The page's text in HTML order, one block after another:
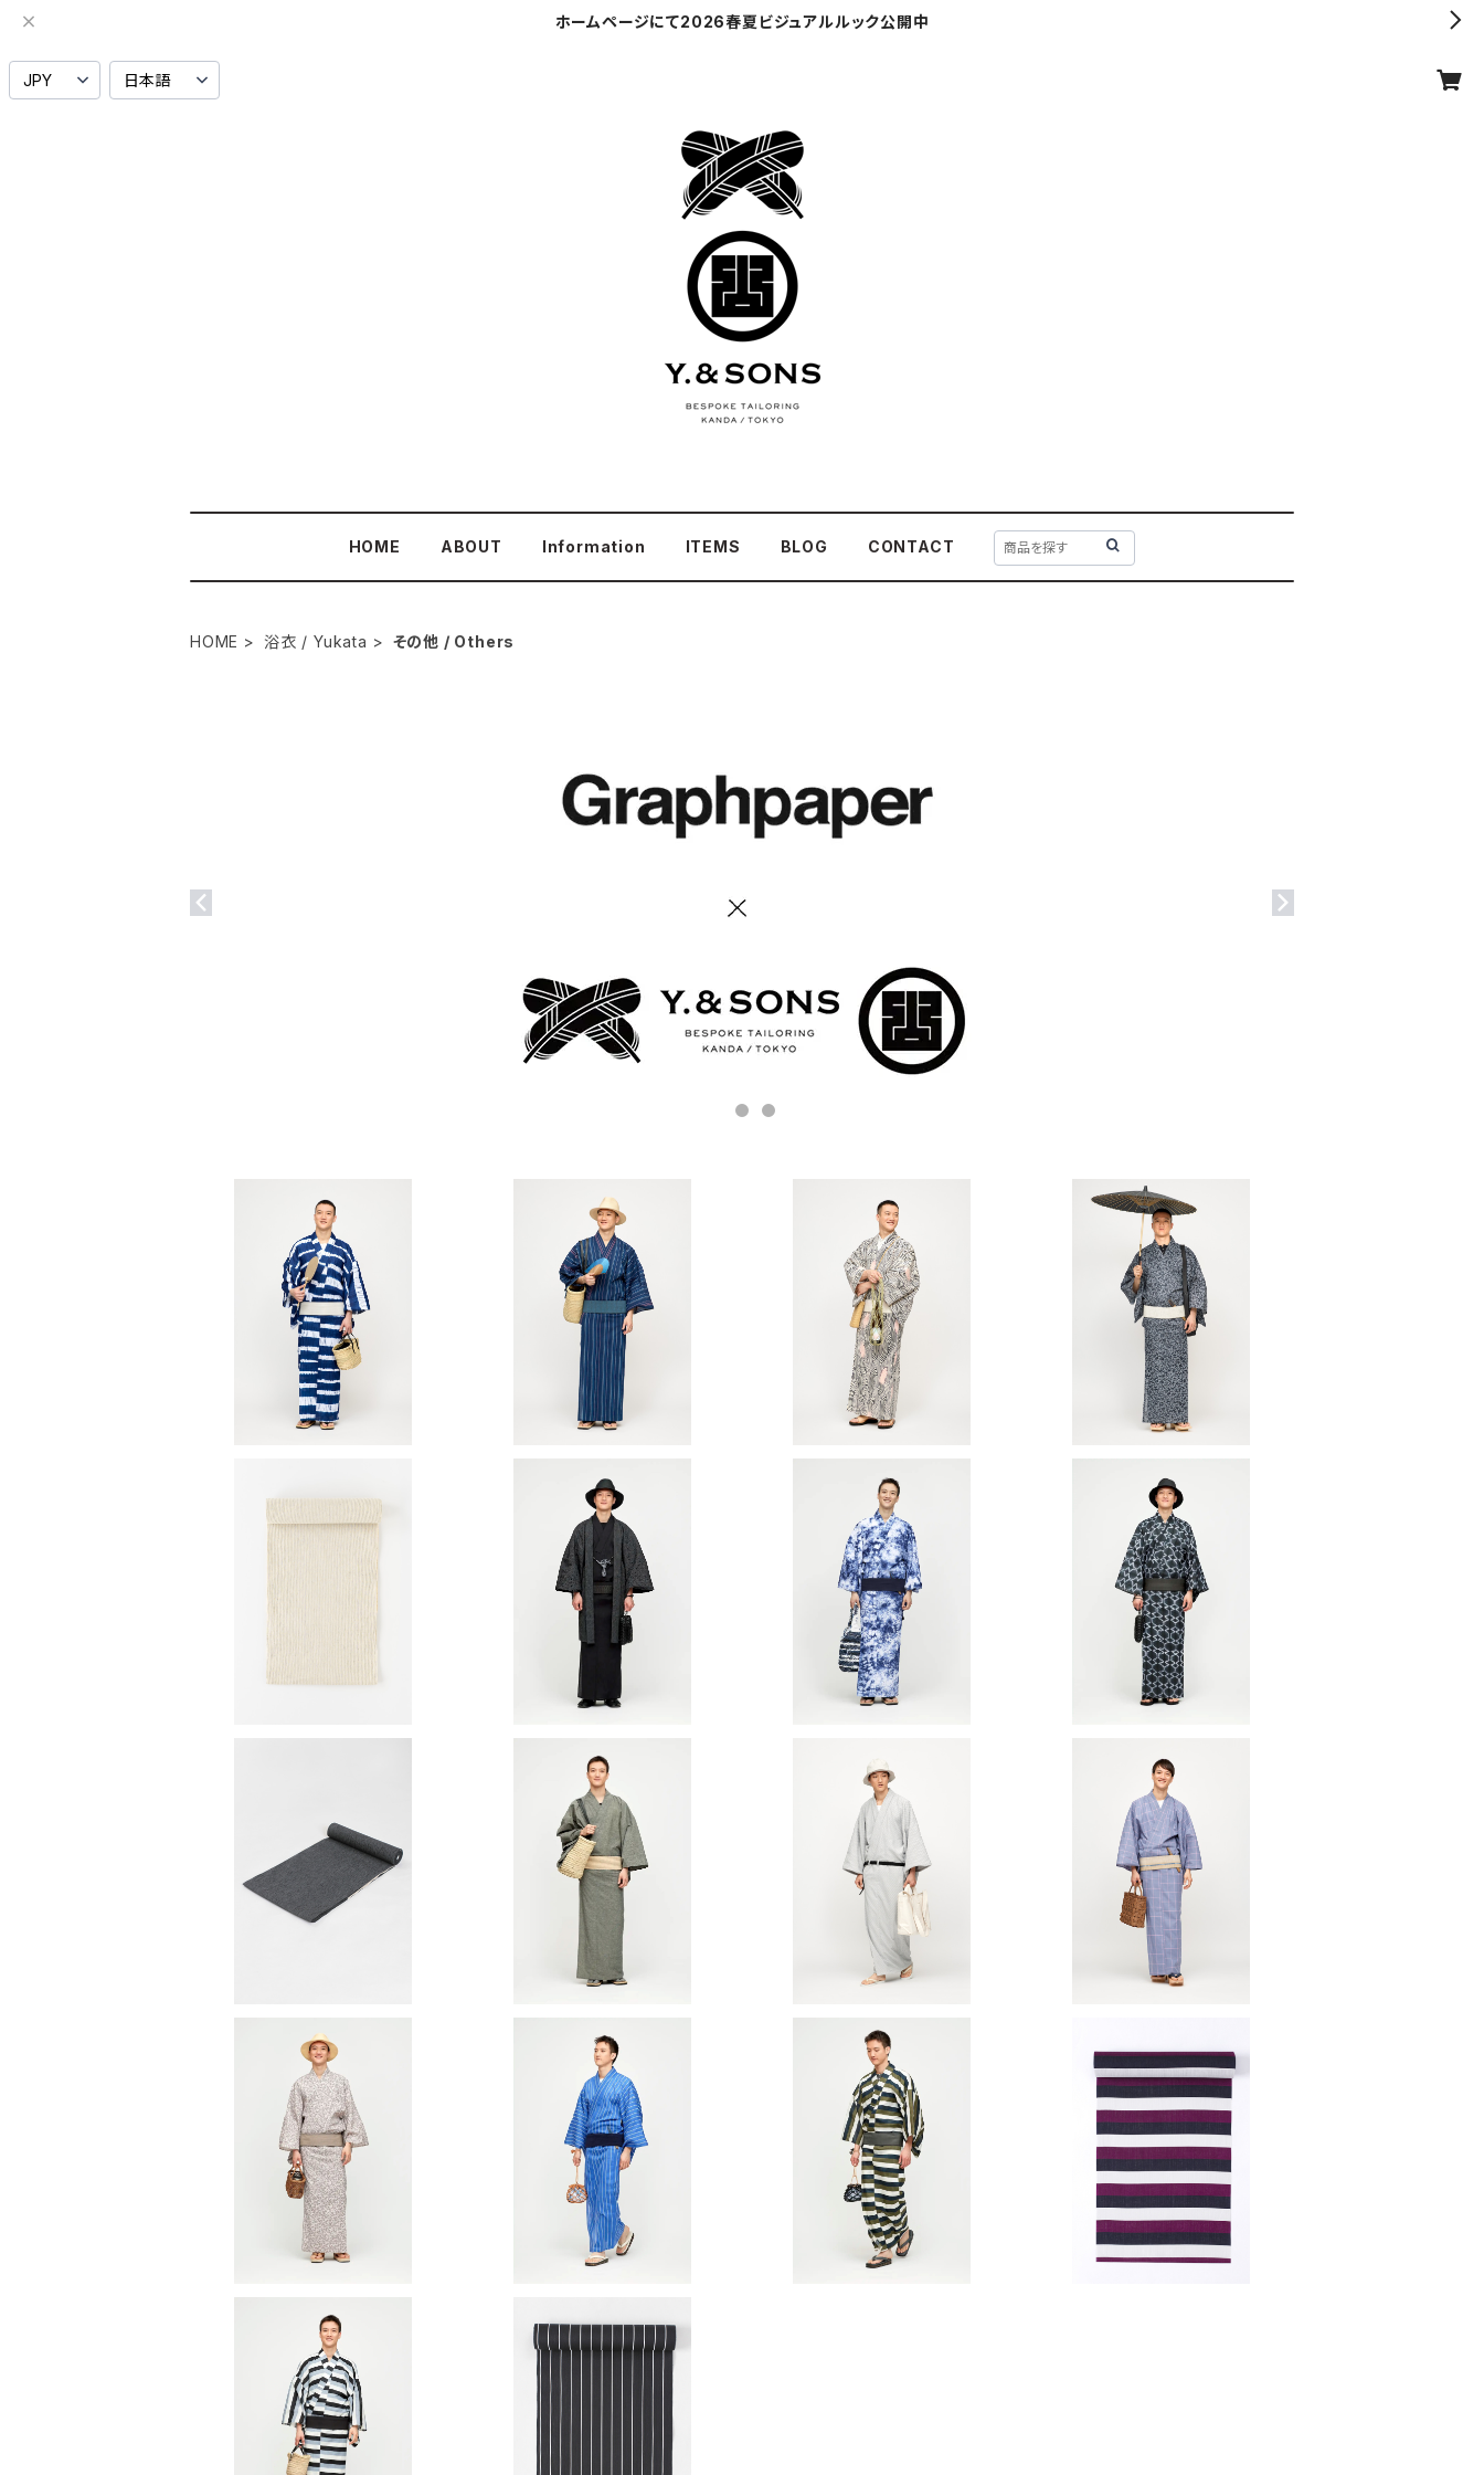
ホームページにて2026春夏ビジュアルルック公開中
HOME ABOUT Information ITEMS BLOG CONTACT
HOME 浴衣 / Yukata その他 / Others
ゆかた(浴衣) / 有松鳴海 / 鎧段
絞り / 乱 / NAVY（With tailori
ng）
¥121,000
ゆかた / 阿波しじら / 滝縞 / NA
VY
¥52,800
ゆかた(浴衣) / 浜松注染 / 渦 /
BEIGE（With tailoring）
¥60,500
SOLD OUT
ゆかた(浴衣) / 型染め / ペイズ
リー・Paisley / BLACK（With
tailoring）
¥47,300
SOLD OUT
ゆかた(浴衣) / 遠州手しぼ / 縞 /
BEIGE（With tailoring）
ゆかた(浴衣) / 遠州手しぼ / 無
地 / BLACK（With tailoring）
¥52,800
ゆかた(浴衣) / 有松鳴海 / 箱む
らくも絞り / NAVY×WHITE（W
ith tailoring）
¥132,000
ゆかた(浴衣) / 有松鳴海 / 縫い
絞り / 立涌 / BLACK（With tai
loring）
¥121,000
ゆかた(浴衣) / 遠州手しぼ / 縞 /
BLACK（With tailoring）
¥52,800
ゆかた(浴衣) / 綿麻シャンブレ
ー / GRAY（With tailoring）
¥52,800
ゆかた / 今治 / 片毛パイル / ヘ
リンボーン / GRAY（With tail
oring）
¥49,500
ゆかた / 遠州 / ウィンドウペン /
L. PURPLE（With tailoring）
¥42,900
ゆかた(浴衣) / 型染め / ペイズ
リー・Paisley / BEIGE（WIth
tailoring）
¥47,300
ゆかた(浴衣) / 型染め / ストラ
イプ(Stripe) / BLUE（With ta
iloring）
¥42,900
ゆかた(浴衣) / 型染め / Borde
r / GREEN（With tailoring）
¥42,900
ゆかた(浴衣) / 型染め / Borde
r / RED（With tailoring）
¥42,900
ゆかた(浴衣) / 型染め / Borde
r / BLACK（With tailoring）
¥42,900
ゆかた(浴衣) / 型染め / 縞(Stri
pe) / BLACK（With tailorin